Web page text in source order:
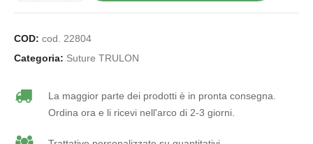
COD: cod. 22804
Categoria: Suture TRULON
La maggior parte dei prodotti è in pronta consegna.
Ordina ora e li ricevi nell'arco di 2-3 giorni.